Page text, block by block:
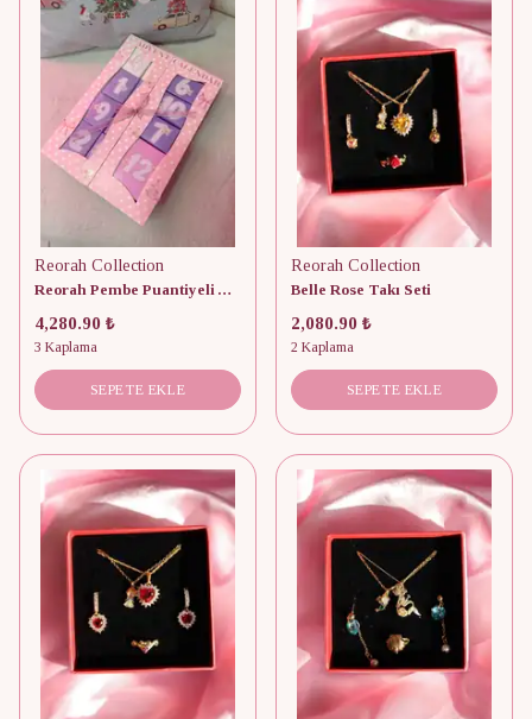
Reorah Collection
Reorah Pembe Puantiyeli Advent Calendar 12 Adet
4,280.90 ₺
3 Kaplama
SEPETE EKLE
Reorah Collection
Belle Rose Takı Seti
2,080.90 ₺
2 Kaplama
SEPETE EKLE